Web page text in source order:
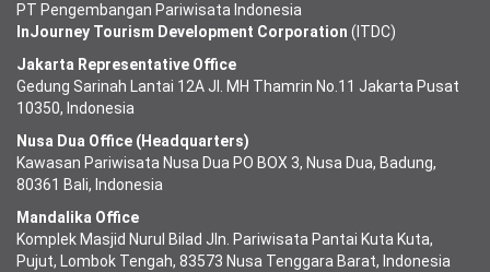
PT Pengembangan Pariwisata Indonesia
InJourney Tourism Development Corporation (ITDC)
Jakarta Representative Office
Gedung Sarinah Lantai 12A Jl. MH Thamrin No.11 Jakarta Pusat
10350, Indonesia
Nusa Dua Office (Headquarters)
Kawasan Pariwisata Nusa Dua PO BOX 3, Nusa Dua, Badung,
80361 Bali, Indonesia
Mandalika Office
Komplek Masjid Nurul Bilad Jln. Pariwisata Pantai Kuta Kuta,
Pujut, Lombok Tengah, 83573 Nusa Tenggara Barat, Indonesia